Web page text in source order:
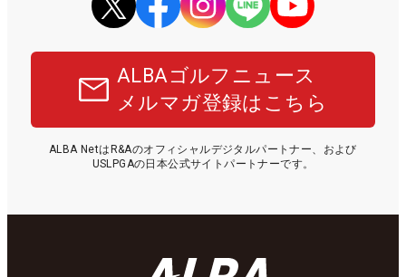
ALBAゴルフニュース
メルマガ登録はこちら
ALBA NetはR&Aのオフィシャルデジタルパートナー、および
USLPGAの日本公式サイトパートナーです。